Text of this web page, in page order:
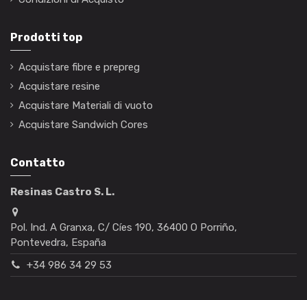
Prodotti top
Acquistare fibre e prepreg
Acquistare resine
Acquistare Materiali di vuoto
Acquistare Sandwich Cores
Contatto
Resinas Castro S. L.
Pol. Ind. A Granxa, C/ Cíes 190, 36400 O Porriño,
Pontevedra, España
+34 986 34 29 53